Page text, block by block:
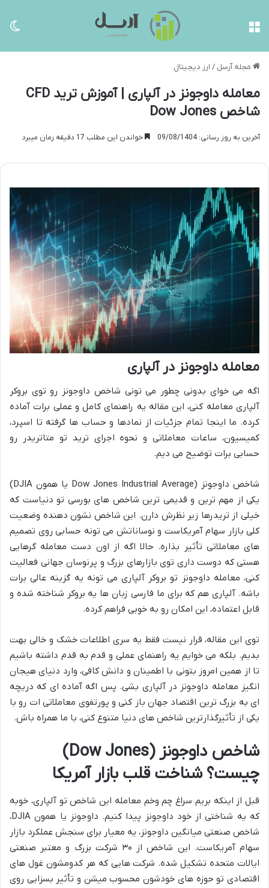
مجله آرسل / ارز دیجیتال
معامله داوجونز در آلپاری | آموزش ترید CFD
شاخص Dow Jones
آخرین به روز رسانی: 09/08/1404 خواندن این مطلب 17 دقیقه زمان میبرد
معامله داوجونز در آلپاری
اگه می خوای بدونی چطور می تونی شاخص داوجونز رو توی بروکر
آلپاری معامله کنی، این مقاله یه راهنمای کامل و عملی برات آماده
کرده. ما اینجا تمام جزئیات از نمادها و حساب ها گرفته تا اسپرد،
کمیسیون، ساعات معاملاتی و نحوه اجرای ترید تو متاتریدر رو
حسابی برات توضیح می دیم.
شاخص داوجونز (Dow Jones Industrial Average یا همون DJIA)
یکی از مهم ترین و قدیمی ترین شاخص های بورسی تو دنیاست که
خیلی از تریدرها زیر نظرش دارن. این شاخص نشون دهنده وضعیت
کلی بازار سهام آمریکاست و نوساناتش می تونه حسابی روی تصمیم
های معاملاتی تأثیر بذاره. حالا اگه از اون دست معامله گرهایی
هستی که دوست داری توی بازارهای بزرگ و پرنوسان جهانی فعالیت
کنی، معامله داوجونز تو بروکر آلپاری می تونه یه گزینه عالی برات
باشه. آلپاری هم که برای ما فارسی زبان ها یه بروکر شناخته شده و
قابل اعتماده، این امکان رو به خوبی فراهم کرده.
توی این مقاله، قرار نیست فقط یه سری اطلاعات خشک و خالی بهت
بدیم. بلکه می خوایم یه راهنمای عملی و قدم به قدم داشته باشیم
تا از همین امروز بتونی با اطمینان و دانش کافی، وارد دنیای هیجان
انگیز معامله داوجونز در آلپاری بشی. پس اگه آماده ای که دریچه
ای به بزرگ ترین اقتصاد جهان باز کنی و پورتفوی معاملاتی ات رو با
یکی از تأثیرگذارترین شاخص های دنیا متنوع کنی، با ما همراه باش.
شاخص داوجونز (Dow Jones)
چیست؟ شناخت قلب بازار آمریکا
قبل از اینکه بریم سراغ چم وخم معامله این شاخص تو آلپاری، خوبه
که یه شناختی از خود داوجونز پیدا کنیم. داوجونز یا همون DJIA،
شاخص صنعتی میانگین داوجونز، یه معیار برای سنجش عملکرد بازار
سهام آمریکاست. این شاخص از ۳۰ شرکت بزرگ و معتبر صنعتی
ایالات متحده تشکیل شده. شرکت هایی که هر کدومشون غول های
اقتصادی تو حوزه های خودشون محسوب میشن و تأثیر بسزایی روی